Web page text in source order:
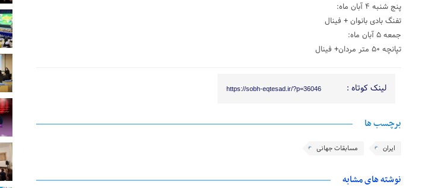
پنج شنبه ۴ آبان ماه:
تفنگ بادی بانوان + فینال
جمعه ۵ آبان ماه:
تپانچه ۵۰ متر مردان+ فینال
لینک کوتاه : https://sobh-eqtesad.ir/?p=36046
برچسب ها
ایران مسابقات جهانی
نوشته های مشابه